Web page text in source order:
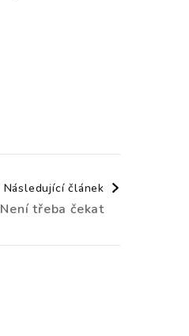
Následující článek
Není třeba čekat